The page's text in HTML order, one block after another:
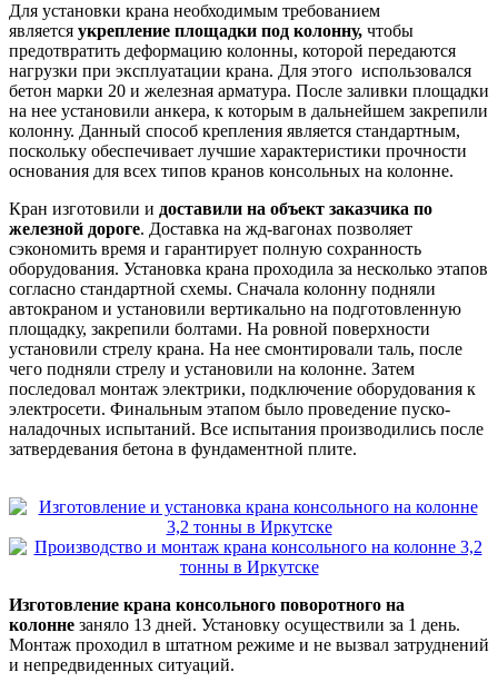
Для установки крана необходимым требованием
является укрепление площадки под колонну, чтобы
предотвратить деформацию колонны, которой передаются
нагрузки при эксплуатации крана. Для этого использовался
бетон марки 20 и железная арматура. После заливки площадки
на нее установили анкера, к которым в дальнейшем закрепили
колонну. Данный способ крепления является стандартным,
поскольку обеспечивает лучшие характеристики прочности
основания для всех типов кранов консольных на колонне.
Кран изготовили и доставили на объект заказчика по
железной дороге. Доставка на жд-вагонах позволяет
сэкономить время и гарантирует полную сохранность
оборудования. Установка крана проходила за несколько этапов
согласно стандартной схемы. Сначала колонну подняли
автокраном и установили вертикально на подготовленную
площадку, закрепили болтами. На ровной поверхности
установили стрелу крана. На нее смонтировали таль, после
чего подняли стрелу и установили на колонне. Затем
последовал монтаж электрики, подключение оборудования к
электросети. Финальным этапом было проведение пуско-
наладочных испытаний. Все испытания производились после
затвердевания бетона в фундаментной плите.
Изготовление крана консольного поворотного на
колонне заняло 13 дней. Установку осуществили за 1 день.
Монтаж проходил в штатном режиме и не вызвал затруднений
и непредвиденных ситуаций.